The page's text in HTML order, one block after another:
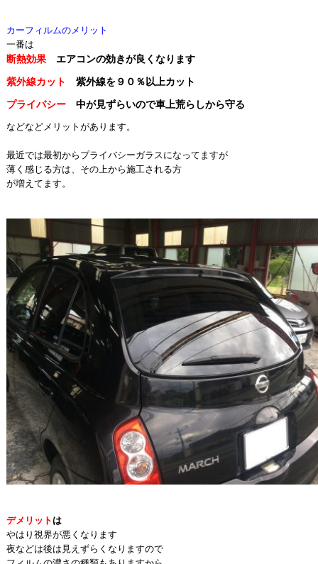
カーフィルムのメリット
一番は
断熱効果エアコンの効きが良くなります
紫外線カット
紫外線を９０％以上カット
プライバシー中が見ずらいので車上荒らしから守る
などなどメリットがあります。
最近では最初からプライバシーガラスになってますが
薄く感じる方は、その上から施工される方
が増えてます。
デメリットは
やはり視界が悪くなります
夜などは後は見えずらくなりますので